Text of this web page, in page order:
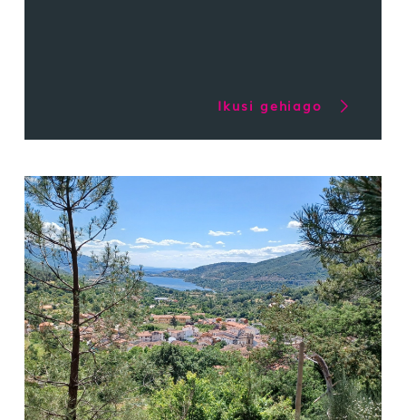
Ikusi gehiago